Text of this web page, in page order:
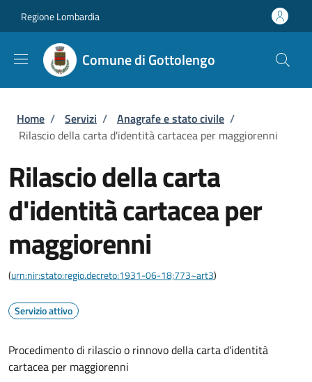
Regione Lombardia
Comune di Gottolengo
Briciole di pane
Home / Servizi / Anagrafe e stato civile /
Rilascio della carta d'identità cartacea per maggiorenni
Rilascio della carta
d'identità cartacea per
maggiorenni
(urn:nir:stato:regio.decreto:1931-06-18;773~art3)
Servizio attivo
Procedimento di rilascio o rinnovo della carta d'identità
cartacea per maggiorenni